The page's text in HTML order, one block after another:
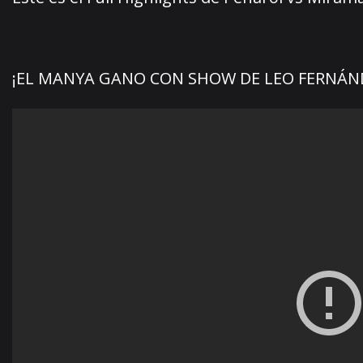
¡EL MANYA GANO CON SHOW DE LEO